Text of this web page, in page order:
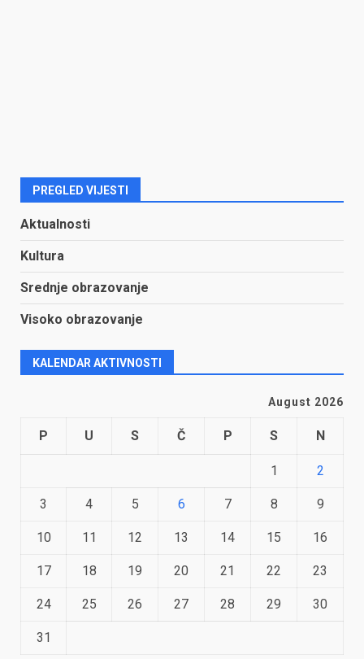
PREGLED VIJESTI
Aktualnosti
Kultura
Srednje obrazovanje
Visoko obrazovanje
KALENDAR AKTIVNOSTI
August 2026
P U S Č P S N
1 2
3 4 5 6 7 8 9
10 11 12 13 14 15 16
17 18 19 20 21 22 23
24 25 26 27 28 29 30
31